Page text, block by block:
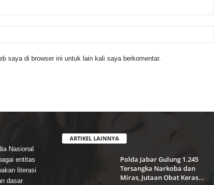
saya di browser ini untuk lain kali saya berkomentar.
Nasional
entitas
literasi
dasar
ARTIKEL LAINNYA
Polda Jabar Gulung 1.245
Tersangka Narkoba dan
Miras, Jutaan Obat Keras...